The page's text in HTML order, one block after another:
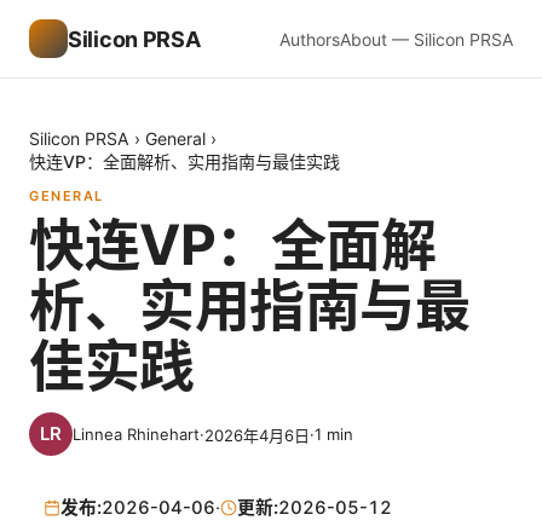
Silicon PRSA AuthorsAbout — Silicon PRSA
Silicon PRSA › General ›
快连VP：全面解析、实用指南与最佳实践
GENERAL
快连VP：全面解
析、实用指南与最
佳实践
Linnea Rhinehart·2026年4月6日·1 min
发布:2026-04-06· 更新:2026-05-12